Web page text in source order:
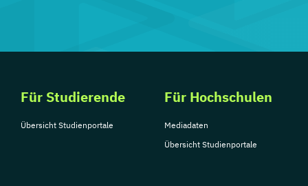
Für Studierende
Übersicht Studienportale
Für Hochschulen
Mediadaten
Übersicht Studienportale